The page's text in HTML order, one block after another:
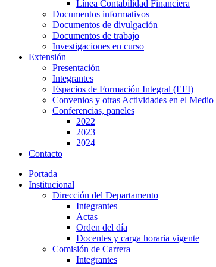
Línea Contabilidad Financiera
Documentos informativos
Documentos de divulgación
Documentos de trabajo
Investigaciones en curso
Extensión
Presentación
Integrantes
Espacios de Formación Integral (EFI)
Convenios y otras Actividades en el Medio
Conferencias, paneles
2022
2023
2024
Contacto
Portada
Institucional
Dirección del Departamento
Integrantes
Actas
Orden del día
Docentes y carga horaria vigente
Comisión de Carrera
Integrantes